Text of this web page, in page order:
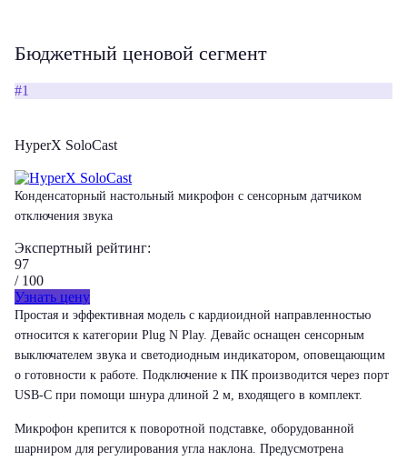
Бюджетный ценовой сегмент
#1
HyperX SoloCast
Конденсаторный настольный микрофон с сенсорным датчиком
отключения звука
Экспертный рейтинг:
97
/ 100
Узнать цену
Простая и эффективная модель с кардиоидной направленностью
относится к категории Plug N Play. Девайс оснащен сенсорным
выключателем звука и светодиодным индикатором, оповещающим
о готовности к работе. Подключение к ПК производится через порт
USB-C при помощи шнура длиной 2 м, входящего в комплект.
Микрофон крепится к поворотной подставке, оборудованной
шарниром для регулирования угла наклона. Предусмотрена